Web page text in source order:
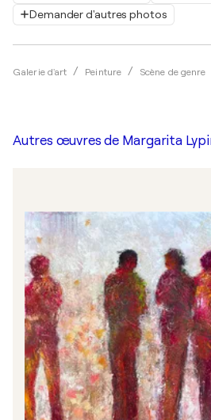
Demander d'autres photos
Galerie d'art Peinture Scène de genre
Autres œuvres de Margarita